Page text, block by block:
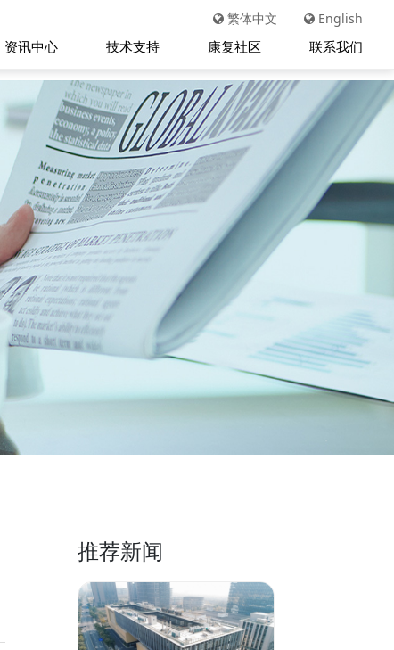
繁体中文 English
资讯中心 技术支持 康复社区 联系我们
推荐新闻